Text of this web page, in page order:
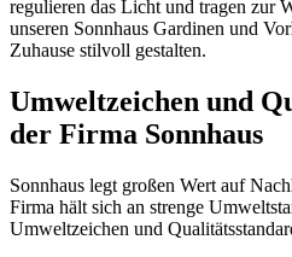
regulieren das Licht und tragen zur
unseren Sonnhaus Gardinen und
Zuhause stilvoll gestalten.
Umweltzeichen und
der Firma Sonnhaus
Sonnhaus legt großen Wert auf
Firma hält sich an strenge
Umweltzeichen und